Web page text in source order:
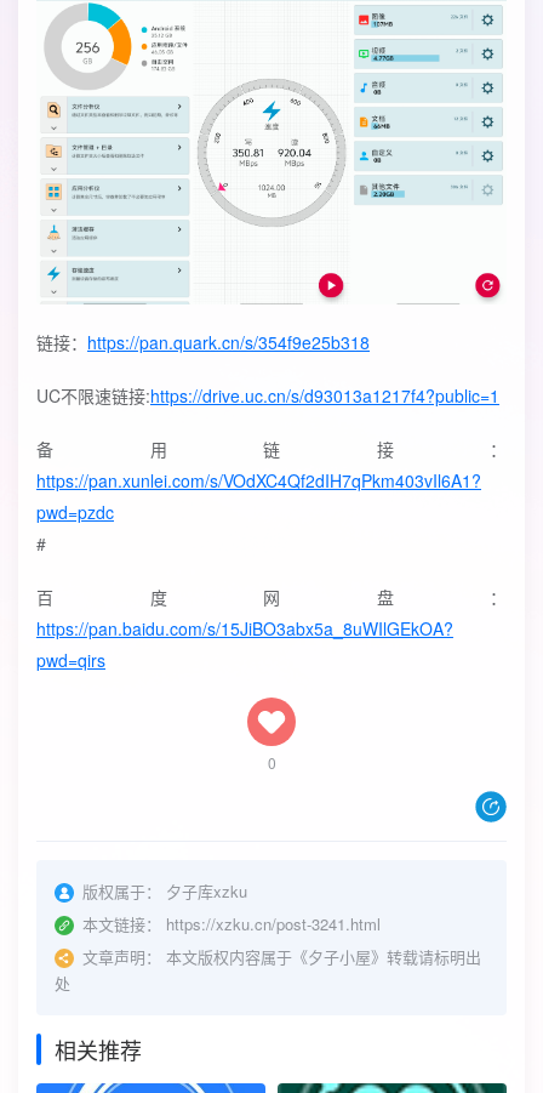
链接： https://pan.quark.cn/s/354f9e25b318
UC不限速链接:https://drive.uc.cn/s/d93013a1217f4?public=1
备用链接：
https://pan.xunlei.com/s/VOdXC4Qf2dIH7qPkm403vIl6A1?
pwd=pzdc
#
百度网盘：
https://pan.baidu.com/s/15JiBO3abx5a_8uWIlGEkOA?
pwd=qirs
0
版权属于：
夕子库xzku
本文链接：
https://xzku.cn/post-3241.html
文章声明：
本文版权内容属于《夕子小屋》转载请标明出
处
相关推荐